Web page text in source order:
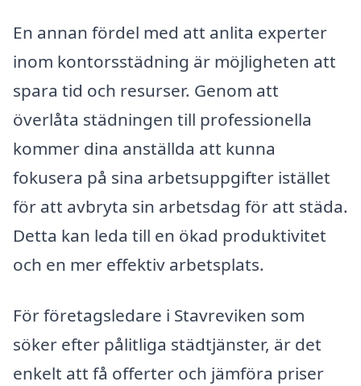
En annan fördel med att anlita experter
inom kontorsstädning är möjligheten att
spara tid och resurser. Genom att
överlåta städningen till professionella
kommer dina anställda att kunna
fokusera på sina arbetsuppgifter istället
för att avbryta sin arbetsdag för att städa.
Detta kan leda till en ökad produktivitet
och en mer effektiv arbetsplats.
För företagsledare i Stavreviken som
söker efter pålitliga städtjänster, är det
enkelt att få offerter och jämföra priser